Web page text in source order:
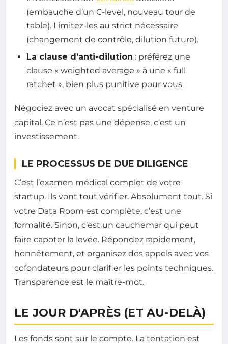
(embauche d’un C-level, nouveau tour de
table). Limitez-les au strict nécessaire
(changement de contrôle, dilution future).
La clause d’anti-dilution : préférez une
clause « weighted average » à une « full
ratchet », bien plus punitive pour vous.
Négociez avec un avocat spécialisé en venture
capital. Ce n’est pas une dépense, c’est un
investissement.
LE PROCESSUS DE DUE DILIGENCE
C’est l’examen médical complet de votre
startup. Ils vont tout vérifier. Absolument tout. Si
votre Data Room est complète, c’est une
formalité. Sinon, c’est un cauchemar qui peut
faire capoter la levée. Répondez rapidement,
honnêtement, et organisez des appels avec vos
cofondateurs pour clarifier les points techniques.
Transparence est le maître-mot.
LE JOUR D'APRÈS (ET AU-DELÀ)
Les fonds sont sur le compte. La tentation est